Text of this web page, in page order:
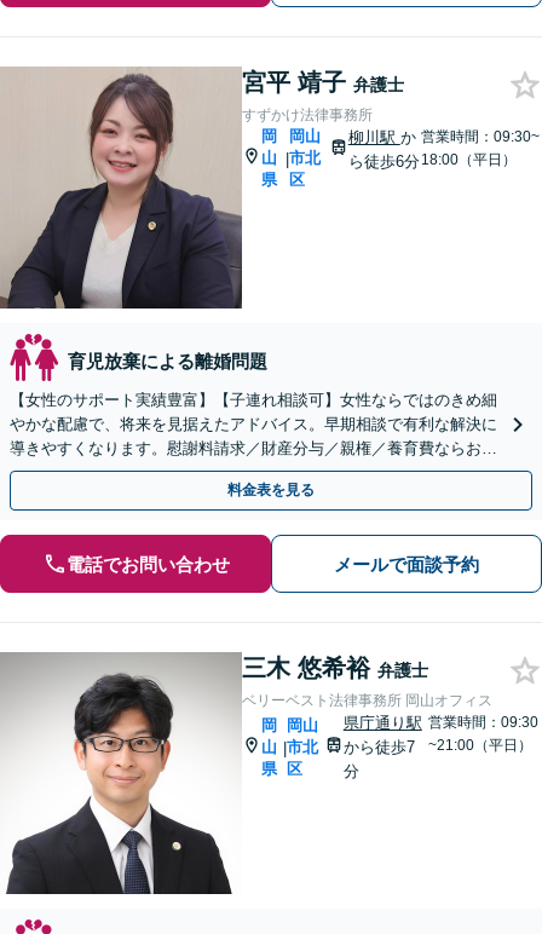
宮平 靖子 弁護士
すずかけ法律事務所
岡
山
県
|
岡山
市北
区
柳川駅 か
ら徒歩6分
営業時間：09:30~
18:00（平日）
育児放棄による離婚問題
【女性のサポート実績豊富】【子連れ相談可】女性ならではのきめ細
やかな配慮で、将来を見据えたアドバイス。早期相談で有利な解決に
導きやすくなります。慰謝料請求／財産分与／親権／養育費ならお任
せください。【安心の費用設計】【岡山駅徒歩10分】
料金表を見る
電話でお問い合わせ メールで面談予約
三木 悠希裕 弁護士
ベリーベスト法律事務所 岡山オフィス
岡
山
県
|
岡山
市北
区
県庁通り駅
から徒歩7
分
営業時間：09:30
~21:00（平日）